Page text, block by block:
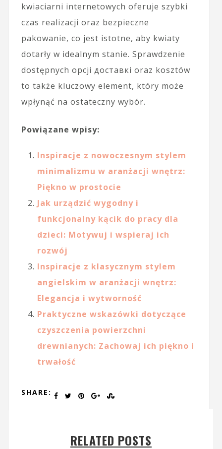
kwiaciarni internetowych oferuje szybki
czas realizacji oraz bezpieczne
pakowanie, co jest istotne, aby kwiaty
dotarły w idealnym stanie. Sprawdzenie
dostępnych opcji доставкi oraz kosztów
to także kluczowy element, który może
wpłynąć na ostateczny wybór.
Powiązane wpisy:
Inspiracje z nowoczesnym stylem
minimalizmu w aranżacji wnętrz:
Piękno w prostocie
Jak urządzić wygodny i
funkcjonalny kącik do pracy dla
dzieci: Motywuj i wspieraj ich
rozwój
Inspiracje z klasycznym stylem
angielskim w aranżacji wnętrz:
Elegancja i wytworność
Praktyczne wskazówki dotyczące
czyszczenia powierzchni
drewnianych: Zachowaj ich piękno i
trwałość
SHARE:
RELATED POSTS